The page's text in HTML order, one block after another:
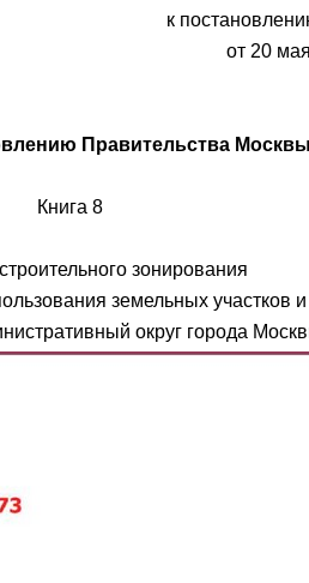
к
от 20
Правительства Москвы
Книга 8
зонирования
земельных участков и
округ города